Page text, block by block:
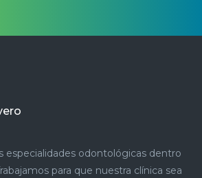
especialidades odontológicas dentro
para que nuestra clínica sea